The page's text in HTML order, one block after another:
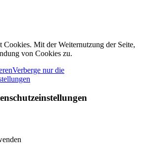
Cookies. Mit der Weiternutzung der Seite,
von Cookies zu.
Verberge nur die